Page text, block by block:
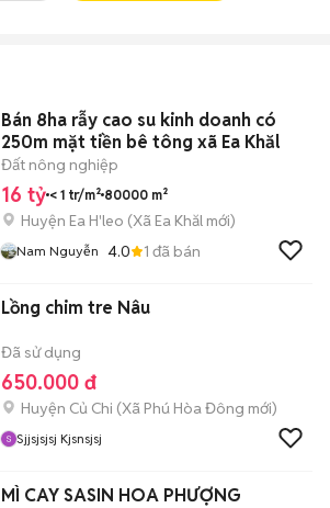
Bán 8ha rẫy cao su kinh doanh có
250m mặt tiền bê tông xã Ea Khăl
Đất nông nghiệp
16 tỷ < 1 tr/m² 80000 m²
Huyện Ea H'leo (Xã Ea Khăl mới)
Nam Nguyễn 4.0 1 đã bán
Lồng chim tre Nâu
Đã sử dụng
650.000 đ
Huyện Củ Chi (Xã Phú Hòa Đông mới)
Sjjsjsjsj Kjsnsjsj
MÌ CAY SASIN HOA PHƯỢNG